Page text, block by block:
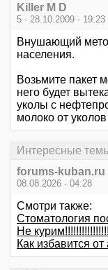
Killer M D
5 - 28.10.2009 - 19:23
Внушающий
населения.
Возьмите пакет
него будет
уколы с
молоко от
Интересные
forums-kuban.ru
08.08.2026 - 04:28
Смотри также:
Стоматология
Не
Как избавится от